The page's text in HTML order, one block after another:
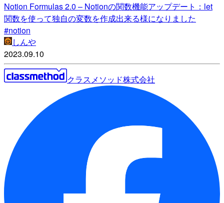
Notion Formulas 2.0 – Notionの関数機能アップデート：let
関数を使って独自の変数を作成出来る様になりました
#notion
しんや
2023.09.10
クラスメソッド株式会社